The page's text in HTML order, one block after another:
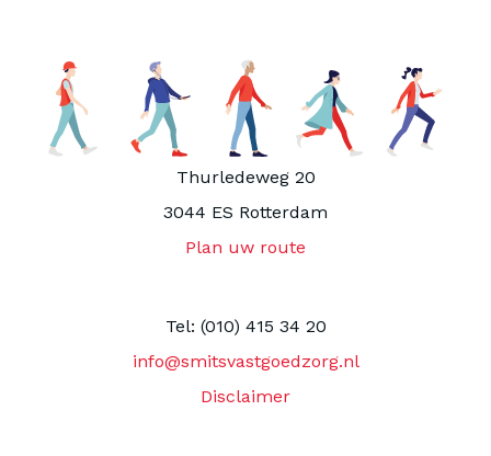
Thurledeweg 20
3044 ES Rotterdam
Plan uw route
Tel: (010) 415 34 20
info@smitsvastgoedzorg.nl
Disclaimer